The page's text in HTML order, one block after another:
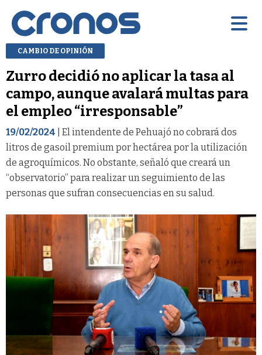
CAMBIO DE OPINIÓN
Zurro decidió no aplicar la tasa al
campo, aunque avalará multas para
el empleo “irresponsable”
19/02/2024 | El intendente de Pehuajó no cobrará dos
litros de gasoil premium por hectárea por la utilización
de agroquímicos. No obstante, señaló que creará un
“observatorio” para realizar un seguimiento de las
personas que sufran consecuencias en su salud.